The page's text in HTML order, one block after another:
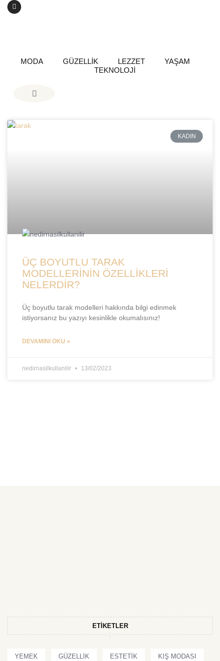
MODA GÜZELLİK LEZZET
YAŞAM
TEKNOLOJİ
KADIN
ÜÇ BOYUTLU TARAK
MODELLERİNİN ÖZELLİKLERİ
NELERDİR?
Üç boyutlu tarak modelleri hakkında bilgi edinmek
istiyorsanız bu yazıyı kesinlikle okumalısınız!
DEVAMINI OKU »
nedirnasilkullanilir 13/02/2023
ETIKETLER
YEMEK GÜZELLIK ESTETIK KIŞ MODASI